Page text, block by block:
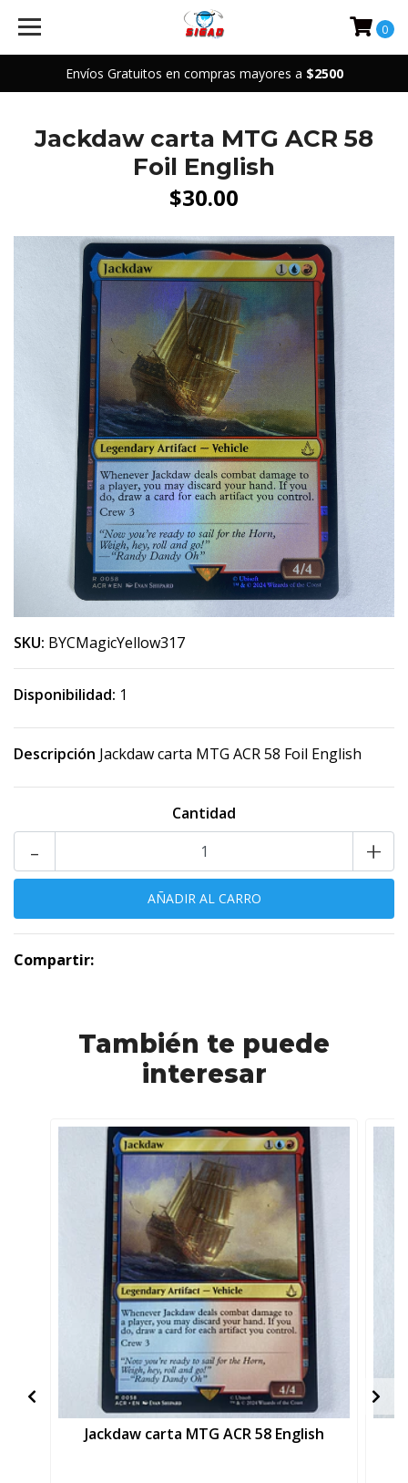
Envíos Gratuitos en compras mayores a $2500
0
Jackdaw carta MTG ACR 58
Foil English
$30.00
SKU: BYCMagicYellow317
Disponibilidad: 1
Descripción Jackdaw carta MTG ACR 58 Foil English
Cantidad
+
-
Compartir:
También te puede
interesar
Jackdaw carta MTG ACR 58 English